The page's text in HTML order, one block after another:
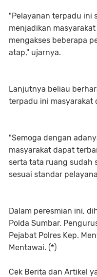
"Pelayanan terpadu ini
menjadikan
mengakses beberapa
atap," ujarnya.
Lanjutnya beliau
terpadu ini masyarakat
"Semoga dengan
masyarakat dapat
serta tata ruang sudah
sesuai standar
Dalam peresmian ini,
Polda Sumbar,
Pejabat Polres Kep.
Mentawai. (*)
Cek Berita dan Artikel